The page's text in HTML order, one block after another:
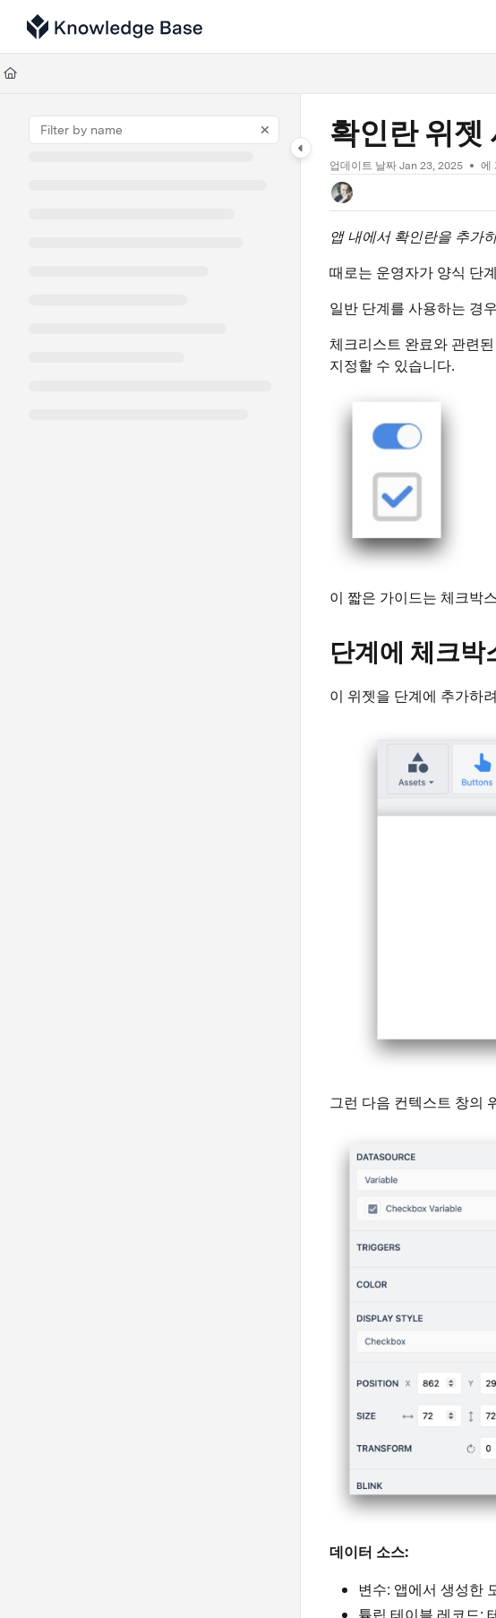
Documentation Index
Fetch the complete documentation index at:
Use this file to discover all available pages before exploring further.
확인란 위젯
업데이트 날짜 Jan 23, 2025 에
앱 내에서 확인란을 추가
때로는 운영자가 양식 단
일반 단계를 사용하는 경
체크리스트 완료와 관련
지정할 수 있습니다.
이 짧은 가이드는 체크박
단계에 체크박
이 위젯을 단계에 추가하
그런 다음 컨텍스트 창의
데이터 소스:
변수: 앱에서 생성한